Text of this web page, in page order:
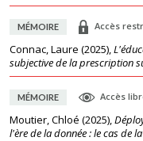
MÉMOIRE Accès
Connac, Laure (2025),
subjective de la prescription
MÉMOIRE Accès
Moutier, Chloé (2025),
l'ère de la donnée : le cas de